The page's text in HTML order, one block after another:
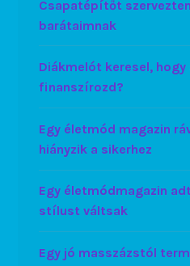
Csapatépítőt
barátaimnak
Diákmelót keresel,
finanszírozd?
Egy életmód magazin
hiányzik a sikerhez
Egy életmódmagazin
stílust váltsak
Egy jó masszázstól